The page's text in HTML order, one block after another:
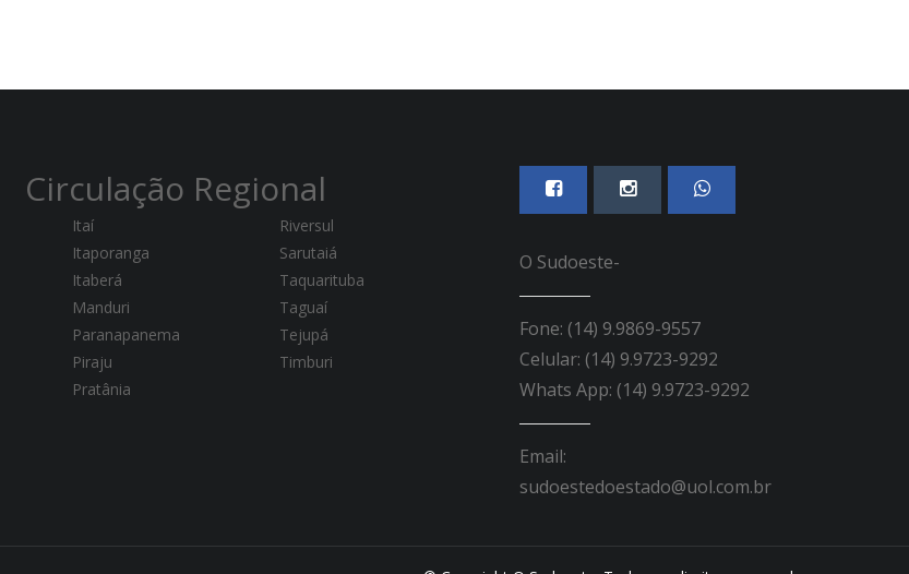
Circulação Regional
Itaí
Itaporanga
Itaberá
Manduri
Paranapanema
Piraju
Pratânia
Riversul
Sarutaiá
Taquarituba
Taguaí
Tejupá
Timburi
O Sudoeste-
Fone: (14) 9.9869-9557
Celular: (14) 9.9723-9292
Whats App: (14) 9.9723-9292
Email:
sudoestedoestado@uol.com.br